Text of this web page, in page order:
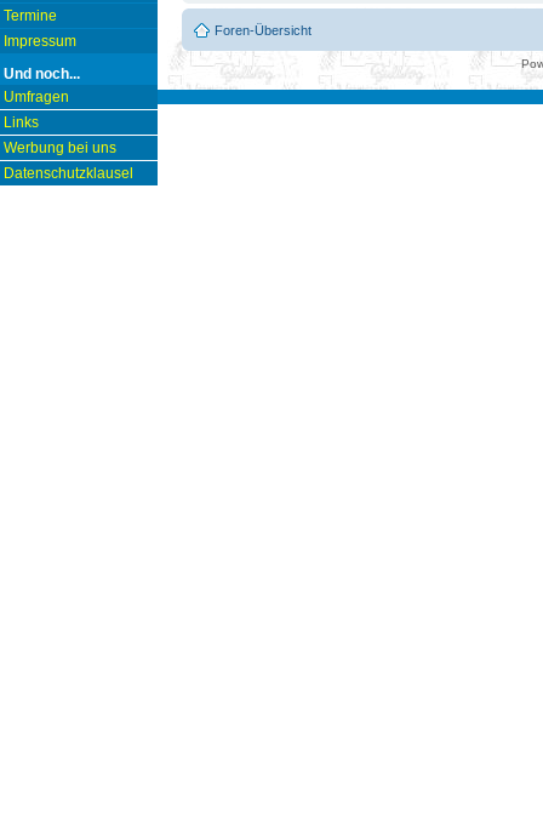
Termine
Impressum
Und noch...
Umfragen
Links
Werbung bei uns
Datenschutzklausel
Foren-Übersicht